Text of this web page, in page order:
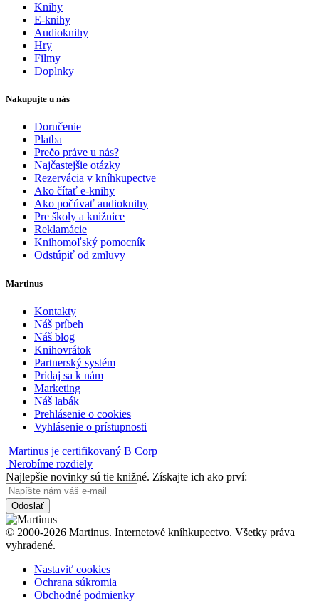
Knihy
E-knihy
Audioknihy
Hry
Filmy
Doplnky
Nakupujte u nás
Doručenie
Platba
Prečo práve u nás?
Najčastejšie otázky
Rezervácia v kníhkupectve
Ako čítať e-knihy
Ako počúvať audioknihy
Pre školy a knižnice
Reklamácie
Knihomoľský pomocník
Odstúpiť od zmluvy
Martinus
Kontakty
Náš príbeh
Náš blog
Knihovrátok
Partnerský systém
Pridaj sa k nám
Marketing
Náš labák
Prehlásenie o cookies
Vyhlásenie o prístupnosti
Martinus je certifikovaný B Corp
Nerobíme rozdiely
Najlepšie novinky sú tie knižné. Získajte ich ako prví:
Odoslať
© 2000-2026 Martinus. Internetové kníhkupectvo. Všetky práva
vyhradené.
Nastaviť cookies
Ochrana súkromia
Obchodné podmienky